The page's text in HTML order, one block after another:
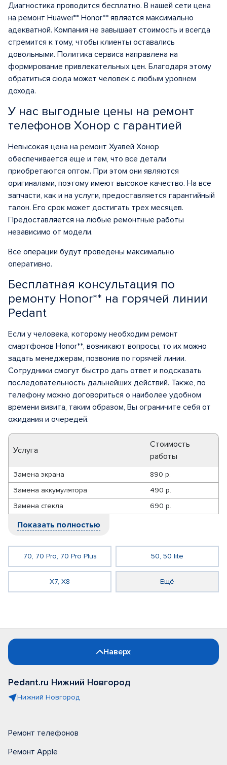
Диагностика проводится бесплатно. В нашей сети цена
на ремонт Huawei** Honor** является максимально
адекватной. Компания не завышает стоимость и всегда
стремится к тому, чтобы клиенты оставались
довольными. Политика сервиса направлена на
формирование привлекательных цен. Благодаря этому
обратиться сюда может человек с любым уровнем
дохода.
У нас выгодные цены на ремонт
телефонов Хонор с гарантией
Невысокая цена на ремонт Хуавей Хонор
обеспечивается еще и тем, что все детали
приобретаются оптом. При этом они являются
оригиналами, поэтому имеют высокое качество. На все
запчасти, как и на услуги, предоставляется гарантийный
талон. Его срок может достигать трех месяцев.
Предоставляется на любые ремонтные работы
независимо от модели.
Все операции будут проведены максимально
оперативно.
Бесплатная консультация по
ремонту Honor** на горячей линии
Pedant
Если у человека, которому необходим ремонт
смартфонов Honor**, возникают вопросы, то их можно
задать менеджерам, позвонив по горячей линии.
Сотрудники смогут быстро дать ответ и подсказать
последовательность дальнейших действий. Также, по
телефону можно договориться о наиболее удобном
времени визита, таким образом, Вы ограничите себя от
ожидания и очередей.
Услуга
Стоимость
работы
Замена экрана
890 р.
Замена аккумулятора
490 р.
Замена стекла
690 р.
Показать полностью
70, 70 Pro, 70 Pro Plus 50, 50 lite
X7, X8 Ещё
Наверх
Pedant.ru Нижний Новгород
Нижний Новгород
Ремонт телефонов
Ремонт Apple